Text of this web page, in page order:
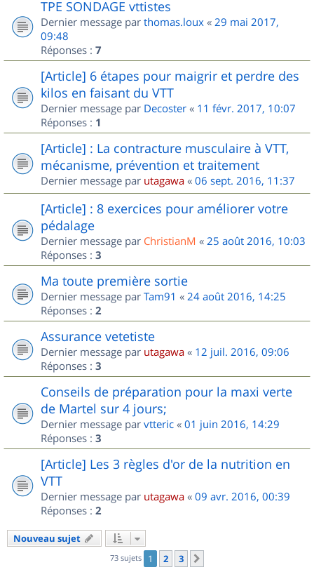
TPE SONDAGE vttistes
Dernier message par thomas.loux « 29 mai 2017,
09:48
Réponses : 7
[Article] 6 étapes pour maigrir et perdre des
kilos en faisant du VTT
Dernier message par Decoster « 11 févr. 2017, 10:07
Réponses : 1
[Article] : La contracture musculaire à VTT,
mécanisme, prévention et traitement
Dernier message par utagawa « 06 sept. 2016, 11:37
[Article] : 8 exercices pour améliorer votre
pédalage
Dernier message par ChristianM « 25 août 2016, 10:03
Réponses : 3
Ma toute première sortie
Dernier message par Tam91 « 24 août 2016, 14:25
Réponses : 2
Assurance vetetiste
Dernier message par utagawa « 12 juil. 2016, 09:06
Réponses : 3
Conseils de préparation pour la maxi verte
de Martel sur 4 jours;
Dernier message par vtteric « 01 juin 2016, 14:29
Réponses : 3
[Article] Les 3 règles d'or de la nutrition en
VTT
Dernier message par utagawa « 09 avr. 2016, 00:39
Réponses : 2
Nouveau sujet
73 sujets 1 2 3